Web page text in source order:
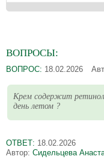
ВОПРОСЫ:
ВОПРОС: 18.02.2026
Крем содержит
день летом ?
ОТВЕТ: 18.02.2026
Автор: Сидельцева